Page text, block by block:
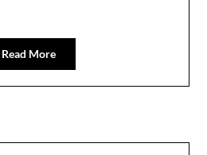
Read More